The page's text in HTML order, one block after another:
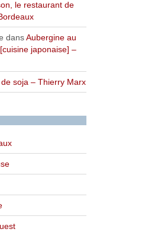
le restaurant de
dansAubergine au
japonaise] –
soja – Thierry Marx